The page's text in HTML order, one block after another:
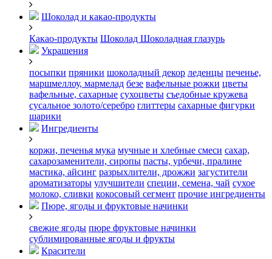
Шоколад и какао-продукты
Какао-продукты Шоколад Шоколадная глазурь
Украшения
посыпки пряники шоколадный декор леденцы печенье,
маршмеллоу, мармелад безе вафельные рожки цветы
вафельные, сахарные сухоцветы съедобные кружева
сусальное золото/серебро глиттеры сахарные фигурки
шарики
Ингредиенты
коржи, печенья мука мучные и хлебные смеси сахар,
сахарозаменители, сиропы пасты, урбечи, пралине
мастика, айсинг разрыхлители, дрожжи загустители
ароматизаторы улучшители специи, семена, чай сухое
молоко, сливки кокосовый сегмент прочие ингредиенты
Пюре, ягоды и фруктовые начинки
свежие ягоды пюре фруктовые начинки
сублимированные ягоды и фрукты
Красители